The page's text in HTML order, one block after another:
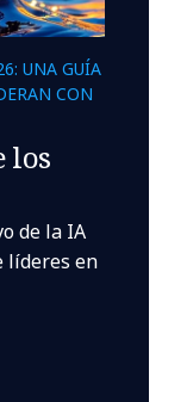
UNA GUÍA
CON
los
de la IA
líderes en